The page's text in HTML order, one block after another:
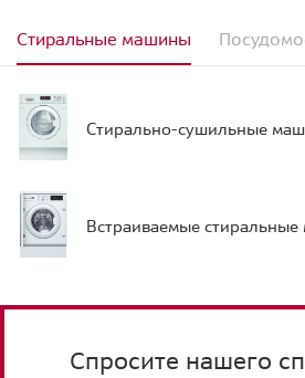
Стиральные машины
Стирально-сушильные
Встраиваемые
Спросите нашего